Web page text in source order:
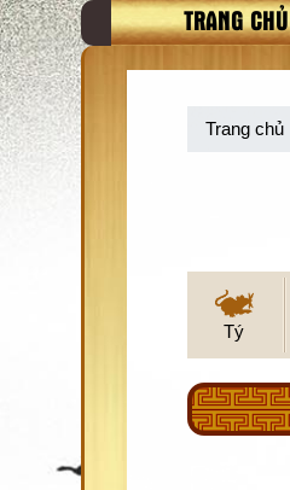
TRANG CHỦ
Trang chủ
Tý